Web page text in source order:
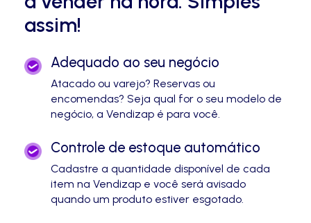
assim!
Adequado ao seu negócio
Atacado ou varejo? Reservas ou
encomendas? Seja qual for o seu modelo de
negócio, a Vendizap é para você.
Controle de estoque automático
Cadastre a quantidade disponível de cada
item na Vendizap e você será avisado
quando um produto estiver esgotado.